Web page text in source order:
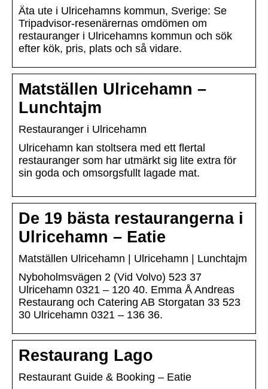
Äta ute i Ulricehamns kommun, Sverige: Se
Tripadvisor-resenärernas omdömen om
restauranger i Ulricehamns kommun och sök
efter kök, pris, plats och så vidare.
Matställen Ulricehamn –
Lunchtajm
Restauranger i Ulricehamn
Ulricehamn kan stoltsera med ett flertal
restauranger som har utmärkt sig lite extra för
sin goda och omsorgsfullt lagade mat.
De 19 bästa restaurangerna i
Ulricehamn – Eatie
Matställen Ulricehamn | Ulricehamn | Lunchtajm
Nyboholmsvägen 2 (Vid Volvo) 523 37
Ulricehamn 0321 – 120 40. Emma Å Andreas
Restaurang och Catering AB Storgatan 33 523
30 Ulricehamn 0321 – 136 36.
Restaurang Lago
Restaurant Guide & Booking – Eatie